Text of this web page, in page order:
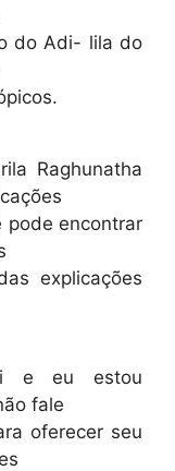
do Adi- lila do
Raghunatha
pode encontrar
explicações
e eu estou
fale
oferecer seu